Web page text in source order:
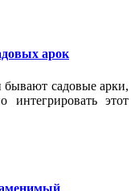
арок
бывают садовые арки,
этот